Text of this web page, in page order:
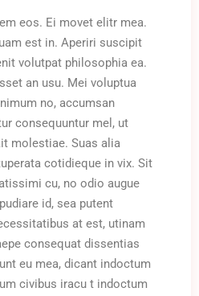
eos. Ei movet elitr mea.
est in. Aperiri suscipit
volutpat philosophia ea.
an usu. Mei voluptua
no, accumsan
consequuntur mel, ut
molestiae. Suas alia
cotidieque in vix. Sit
cu, no odio augue
id, sea putent
at est, utinam
consequat dissentias
eu mea, dicant indoctum
civibus iracu t indoctum